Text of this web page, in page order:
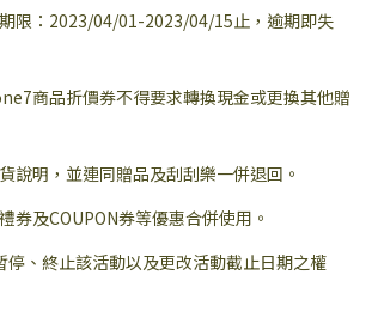
限：2023/04/01-2023/04/15止，逾期即失
商品折價券不得要求轉換現金或更換其他贈
說明，並連同贈品及刮刮樂一併退回。
券及COUPON券等優惠合併使用。
停、終止該活動以及更改活動截止日期之權